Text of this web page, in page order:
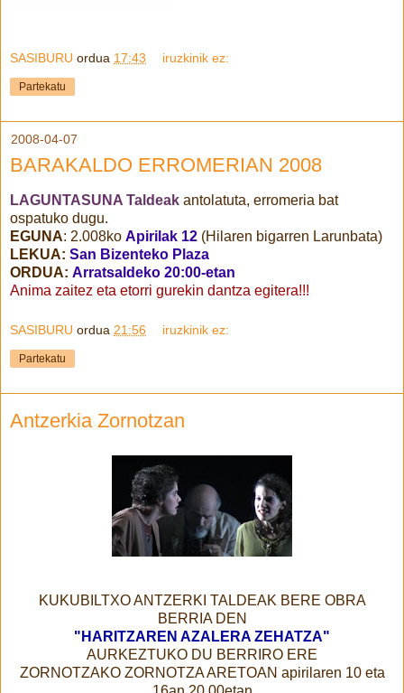
SASIBURU ordua 17:43 iruzkinik ez:
Partekatu
2008-04-07
BARAKALDO ERROMERIAN 2008
LAGUNTASUNA Taldeak antolatuta, erromeria bat
ospatuko dugu.
EGUNA: 2.008ko Apirilak 12 (Hilaren bigarren Larunbata)
LEKUA: San Bizenteko Plaza
ORDUA: Arratsaldeko 20:00-etan
Anima zaitez eta etorri gurekin dantza egitera!!!
SASIBURU ordua 21:56 iruzkinik ez:
Partekatu
Antzerkia Zornotzan
KUKUBILTXO ANTZERKI TALDEAK BERE OBRA
BERRIA DEN
"HARITZAREN AZALERA ZEHATZA"
AURKEZTUKO DU BERRIRO ERE
ZORNOTZAKO ZORNOTZA ARETOAN apirilaren 10 eta